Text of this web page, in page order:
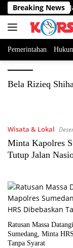
Langsung
ke
konten
Breaking News
Berebut Dua
Pemerintahan
Bela Rizieq
Wisata & Lokal
Minta Kapolres
Tutup Jalan
Ratusan Massa
Sumedang, Minta
Tanpa Syarat